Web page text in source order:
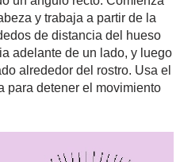
y trabaja a partir de la
de distancia del hueso
adelante de un lado, y luego
alrededor del rostro. Usa el
para detener el movimiento